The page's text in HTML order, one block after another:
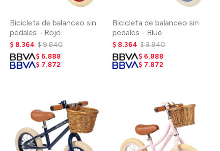
Bicicleta de balanceo sin
pedales - Rojo
$ 8.364 $9.840
$ 6.888
$ 7.872
Bicicleta de balanceo sin
pedales - Blue
$ 8.364 $9.840
$ 6.888
$ 7.872